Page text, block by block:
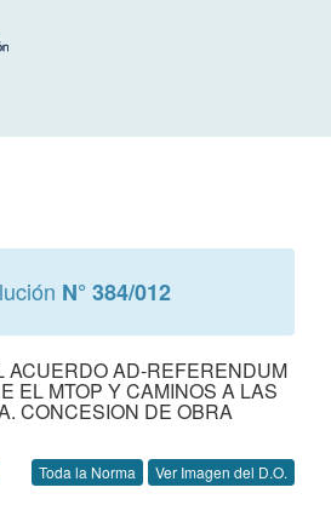
N° 384/012
ACUERDO AD-REFERENDUM
EL MTOP Y CAMINOS A LAS
CONCESION DE OBRA
Toda la Norma Ver Imagen del D.O.